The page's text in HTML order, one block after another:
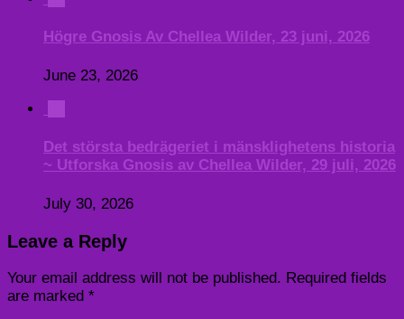
Högre Gnosis Av Chellea Wilder, 23 juni, 2026
June 23, 2026
Det största bedrägeriet i mänsklighetens historia
~ Utforska Gnosis av Chellea Wilder, 29 juli, 2026
July 30, 2026
Leave a Reply
Your email address will not be published. Required fields
are marked *